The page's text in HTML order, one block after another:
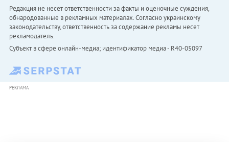
Редакция не несет ответственности за факты и оценочные суждения,
обнародованные в рекламных материалах. Согласно украинскому
законодательству, ответственность за содержание рекламы несет
рекламодатель.
Субъект в сфере онлайн-медиа; идентификатор медиа - R40-05097
РЕКЛАМА